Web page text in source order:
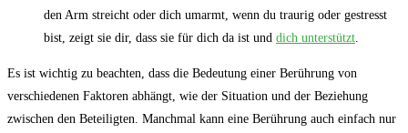
den Arm streicht oder dich umarmt, wenn du traurig oder gestresst
bist, zeigt sie dir, dass sie für dich da ist und dich unterstützt
Es ist wichtig zu beachten, dass die Bedeutung einer Berührung von
verschiedenen Faktoren abhängt, wie der Situation und der Beziehung
zwischen den Beteiligten. Manchmal kann eine Berührung auch einfach nur